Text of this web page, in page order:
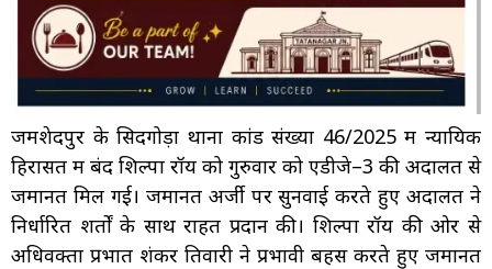
जमशेदपुर के सिदगोड़ा थाना कांड संख्या 46/2025 में न्यायिक
हिरासत में बंद शिल्पा रॉय को गुरुवार को एडीजे–3 की अदालत से
जमानत मिल गई। जमानत अर्जी पर सुनवाई करते हुए अदालत ने
निर्धारित शर्तों के साथ राहत प्रदान की। शिल्पा रॉय की ओर से
अधिवक्ता प्रभात शंकर तिवारी ने प्रभावी बहस करते हुए जमानत